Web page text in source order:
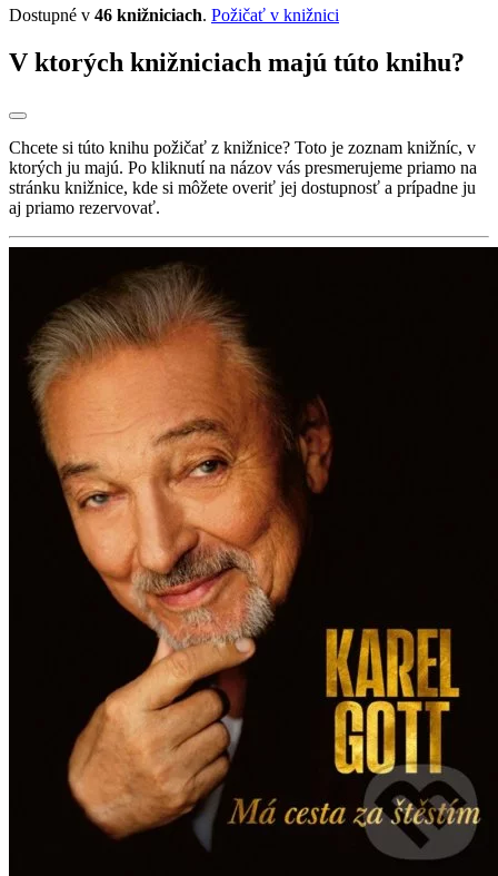
Dostupné v 46 knižniciach. Požičať v knižnici
V ktorých knižniciach majú túto knihu?
Chcete si túto knihu požičať z knižnice? Toto je zoznam knižníc, v
ktorých ju majú. Po kliknutí na názov vás presmerujeme priamo na
stránku knižnice, kde si môžete overiť jej dostupnosť a prípadne ju
aj priamo rezervovať.